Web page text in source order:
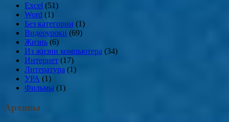
Excel (51)
Word (1)
Без категории (1)
Видеоуроки (69)
Жизнь (6)
Из жизни компьютера (34)
Интернет (17)
Литература (1)
УРА (1)
Фильмы (1)
Архивы